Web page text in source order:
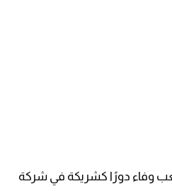
وفاء دورًا كشريكة في شركة